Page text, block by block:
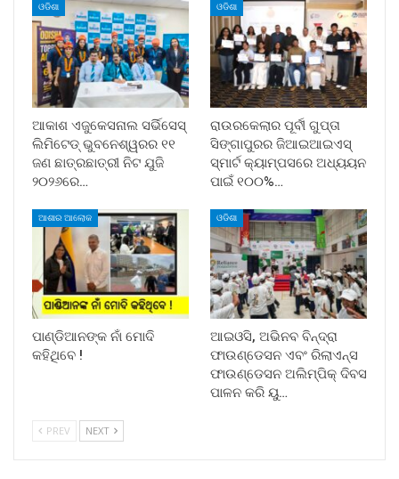
ଓଡିଶା
ଆକାଶ ଏଜୁକେସନାଲ ସର୍ଭିସେସ୍
ଲିମିଟେଡ୍ ଭୁବନେଶ୍ୱରର ୧୧
ଜଣ ଛାତ୍ରଛାତ୍ରୀ ନିଟ ଯୁଜି
୨୦୨୬ରେ…
ଓଡିଶା
ରାଉରକେଲାର ପୂର୍ବୀ ଗୁପ୍ତା
ସିଙ୍ଗାପୁରର ଜିଆଇଆଇଏସ୍
ସ୍ମାର୍ଟ କ୍ୟାମ୍ପସରେ ଅଧ୍ୟୟନ
ପାଇଁ ୧୦୦%…
ଆଶାର ଆଲୋକ
ପାଣ୍ଡିଆନଙ୍କ ନାଁ ମୋଦି
କହିଥିବେ !
ଓଡିଶା
ଆଇଓସି, ଅଭିନବ ବିନ୍ଦ୍ରା
ଫାଉଣ୍ଡେସନ ଏବଂ ରିଲାଏନ୍ସ
ଫାଉଣ୍ଡେସନ ଅଲିମ୍ପିକ୍ ଦିବସ
ପାଳନ କରି ୟୁ…
PREV NEXT